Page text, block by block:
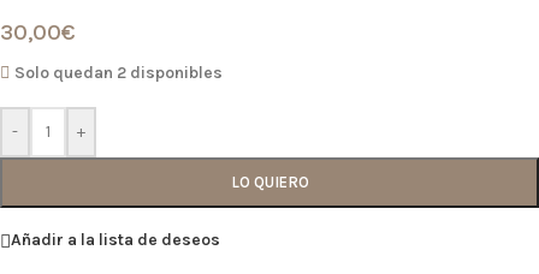
30,00€
Solo quedan 2 disponibles
- +
LO QUIERO
Añadir a la lista de deseos